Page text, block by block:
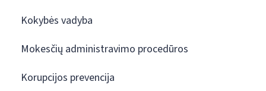
Kokybės vadyba
Mokesčių administravimo procedūros
Korupcijos prevencija